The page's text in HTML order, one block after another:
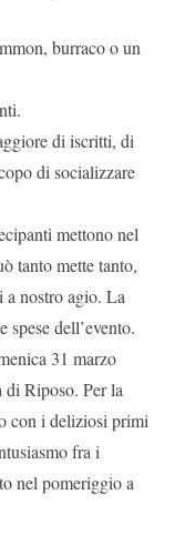
burraco o un
di iscritti, di
di socializzare
mettono nel
tanto mette tanto,
a nostro agio. La
dell’evento.
31 marzo
di Riposo. Per la
con i deliziosi primi
fra i
nel pomeriggio a